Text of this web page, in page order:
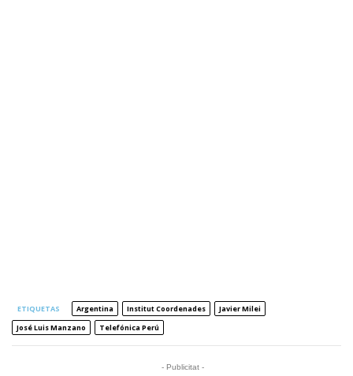
ETIQUETAS Argentina Institut Coordenades
Javier Milei
José Luis Manzano
Telefónica Perú
- Publicitat -